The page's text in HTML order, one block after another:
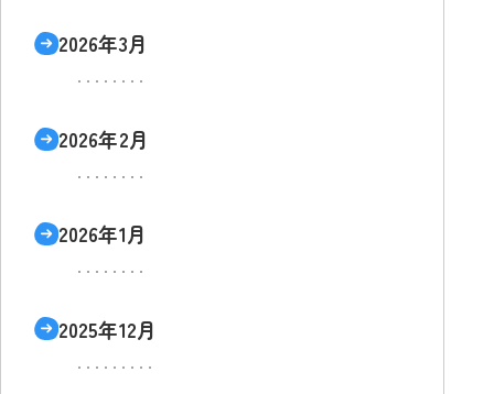
2026年3月
2026年2月
2026年1月
2025年12月